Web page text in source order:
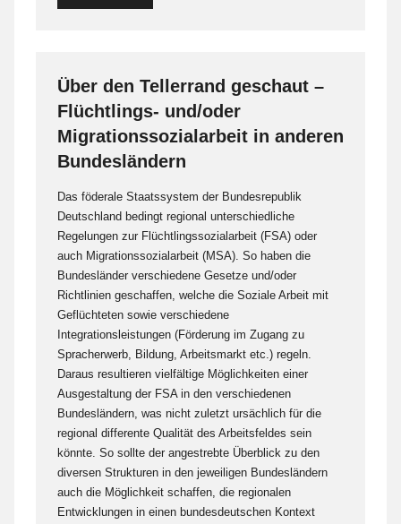
Über den Tellerrand geschaut –
Flüchtlings- und/oder
Migrationssozialarbeit in anderen
Bundesländern
Das föderale Staatssystem der Bundesrepublik
Deutschland bedingt regional unterschiedliche
Regelungen zur Flüchtlingssozialarbeit (FSA) oder
auch Migrationssozialarbeit (MSA). So haben die
Bundesländer verschiedene Gesetze und/oder
Richtlinien geschaffen, welche die Soziale Arbeit mit
Geflüchteten sowie verschiedene
Integrationsleistungen (Förderung im Zugang zu
Spracherwerb, Bildung, Arbeitsmarkt etc.) regeln.
Daraus resultieren vielfältige Möglichkeiten einer
Ausgestaltung der FSA in den verschiedenen
Bundesländern, was nicht zuletzt ursächlich für die
regional differente Qualität des Arbeitsfeldes sein
könnte. So sollte der angestrebte Überblick zu den
diversen Strukturen in den jeweiligen Bundesländern
auch die Möglichkeit schaffen, die regionalen
Entwicklungen in einen bundesdeutschen Kontext